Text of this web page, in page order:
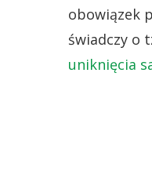
obowiązek
świadczy o
uniknięcia